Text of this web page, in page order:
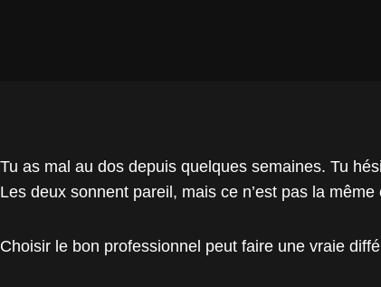
Tu as mal au dos depuis quelques semaines. Tu
Les deux sonnent pareil, mais ce n’est pas la même
Choisir le bon professionnel peut faire une vraie